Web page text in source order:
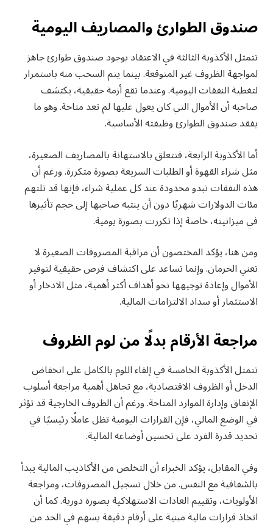
صندوق الطوارئ والمصاريف اليومية
تتمثل الأكذوبة الثالثة في الاعتقاد بوجود صندوق طوارئ جاهز
لمواجهة الظروف غير المتوقعة. بينما يتم السحب منه باستمرار
لتغطية النفقات اليومية. وعندما تقع أزمة حقيقية، يكتشف
صاحبه أن الأموال التي كان يعول عليها لم تعد متاحة. وهو ما
يفقد صندوق الطوارئ وظيفته الأساسية.
أما الأكذوبة الرابعة، فتتعلق بالاستهانة بالمصاريف الصغيرة،
مثل شراء القهوة أو الطلبات السريعة بصورة متكررة. ورغم أن
هذه النفقات تبدو محدودة عند كل عملية شراء، فإنها قد تلتهم
مئات الدولارات شهريًا دون أن ينتبه صاحبها إلى حجم تأثيرها
في ميزانيته، خاصة إذا تكررت بصورة يومية.
ومن هنا، يؤكد المختصون أن مراقبة المصروفات الصغيرة لا
تعني الحرمان. وإنما تساعد على اكتشاف فرص حقيقية لتوفير
الأموال وإعادة توجيهها نحو أهداف أكثر أهمية، مثل الادخار أو
الاستثمار أو سداد الالتزامات المالية.
مراجعة الأرقام بدلًا من لوم الظروف
تتمثل الأكذوبة الخامسة في إلقاء اللوم بالكامل على انخفاض
الدخل أو الظروف الاقتصادية، مع تجاهل أهمية مراجعة أسلوب
الإنفاق وإدارة الموارد المتاحة. ورغم أن الظروف الخارجية قد تؤثر
في الوضع المالي، فإن القرارات اليومية تظل عاملًا رئيسيًا في
تحديد قدرة الفرد على تحسين أوضاعه المالية.
وفي المقابل، يؤكد الخبراء أن التخلص من الأكاذيب المالية يبدأ
بالشفافية مع النفس. من خلال تسجيل المصروفات، ومراجعة
الأولويات، وتقييم العادات الاستهلاكية بصورة دورية. كما أن
اتخاذ قرارات مالية مبنية على أرقام دقيقة يسهم في الحد من